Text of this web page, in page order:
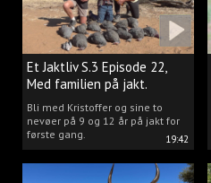
19:42
Et Jaktliv S.3 Episode 22,
Med familien på jakt.
Bli med Kristoffer og sine to
nevøer på 9 og 12 år på jakt for
første gang.